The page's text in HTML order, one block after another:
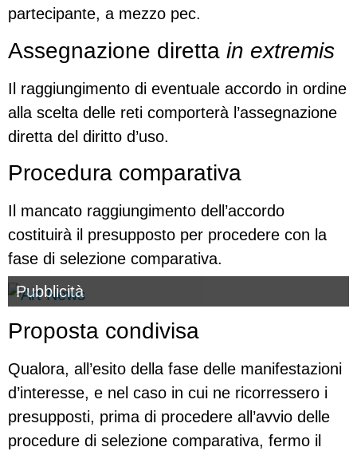
partecipante, a mezzo pec.
Assegnazione diretta in extremis
Il raggiungimento di eventuale accordo in ordine
alla scelta delle reti comporterà l’assegnazione
diretta del diritto d’uso.
Procedura comparativa
Il mancato raggiungimento dell’accordo
costituirà il presupposto per procedere con la
fase di selezione comparativa.
Pubblicità
Proposta condivisa
Qualora, all’esito della fase delle manifestazioni
d’interesse, e nel caso in cui ne ricorressero i
presupposti, prima di procedere all’avvio delle
procedure di selezione comparativa, fermo il